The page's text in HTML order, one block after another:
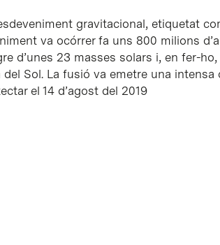
gravitacional, etiquetat
va ocórrer fa uns 800 milions
d’unes 23 masses solars i, en fer-
Sol. La fusió va emetre una
el 14 d’agost del 2019